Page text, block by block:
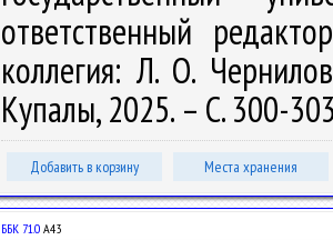
ответственный
коллегия: Л. О.
Купалы, 2025. – С. 300-
Добавить в корзину Места хранения
ББК 71.0 А43